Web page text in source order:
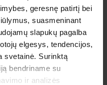
geresnę patirtį bei
suasmeninant
slapukų pagalba
elgesys, tendencijos,
svetainė. Surinktą
bendriname su
ir analizės
metų ar daugiau